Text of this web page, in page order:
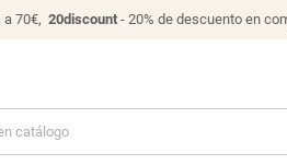
70€, 20discount- 20% de descuento en